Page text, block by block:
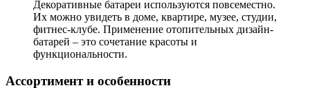
Декоративные батареи используются повсеместно.
Их можно увидеть в доме, квартире, музее, студии,
фитнес-клубе. Применение отопительных дизайн-
батарей – это сочетание красоты и
функциональности.
Ассортимент и особенности